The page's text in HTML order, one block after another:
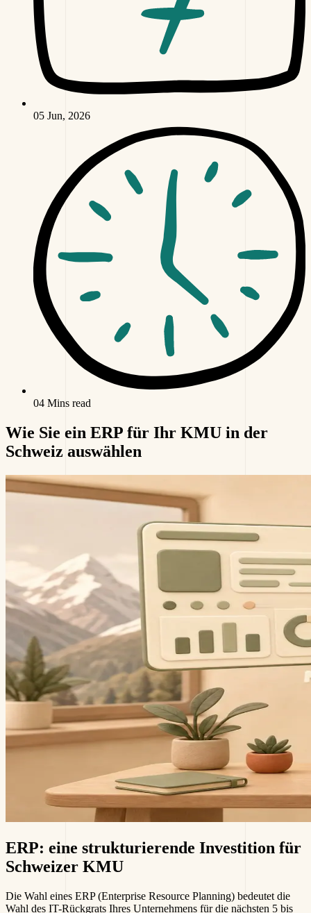
05 Jun, 2026
04 Mins read
Wie Sie ein ERP für Ihr KMU in der
Schweiz auswählen
ERP: eine strukturierende Investition für
Schweizer KMU
Die Wahl eines ERP (Enterprise Resource Planning) bedeutet die
Wahl des IT-Rückgrats Ihres Unternehmens für die nächsten 5 bis